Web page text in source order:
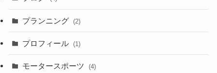
プランニング (2)
プロフィール (1)
モータースポーツ (4)